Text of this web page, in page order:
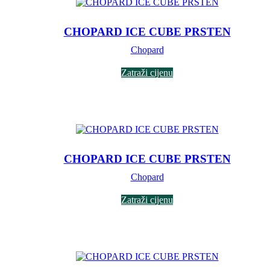
CHOPARD ICE CUBE PRSTEN
Chopard
Zatraži cijenu
CHOPARD ICE CUBE PRSTEN
Chopard
Zatraži cijenu